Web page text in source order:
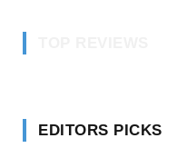
EDITORS PICKS